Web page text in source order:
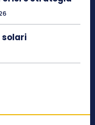
solari